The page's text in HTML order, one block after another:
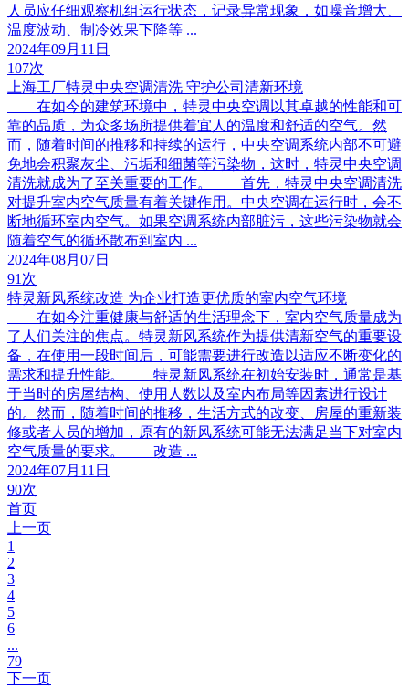
人员应仔细观察机组运行状态，记录异常现象，如噪音增大、
温度波动、制冷效果下降等 ...
2024年09月11日
107次
上海工厂特灵中央空调清洗 守护公司清新环境
在如今的建筑环境中，特灵中央空调以其卓越的性能和可
靠的品质，为众多场所提供着宜人的温度和舒适的空气。然
而，随着时间的推移和持续的运行，中央空调系统内部不可避
免地会积聚灰尘、污垢和细菌等污染物，这时，特灵中央空调
清洗就成为了至关重要的工作。 首先，特灵中央空调清洗
对提升室内空气质量有着关键作用。中央空调在运行时，会不
断地循环室内空气。如果空调系统内部脏污，这些污染物就会
随着空气的循环散布到室内 ...
2024年08月07日
91次
特灵新风系统改造 为企业打造更优质的室内空气环境
在如今注重健康与舒适的生活理念下，室内空气质量成为
了人们关注的焦点。特灵新风系统作为提供清新空气的重要设
备，在使用一段时间后，可能需要进行改造以适应不断变化的
需求和提升性能。 特灵新风系统在初始安装时，通常是基
于当时的房屋结构、使用人数以及室内布局等因素进行设计
的。然而，随着时间的推移，生活方式的改变、房屋的重新装
修或者人员的增加，原有的新风系统可能无法满足当下对室内
空气质量的要求。 改造 ...
2024年07月11日
90次
首页
上一页
1
2
3
4
5
6
...
79
下一页